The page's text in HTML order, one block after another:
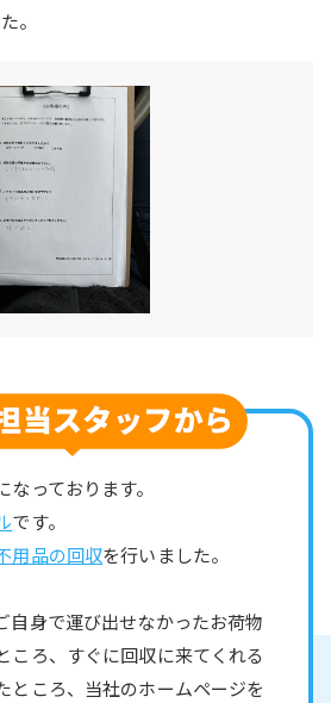
。
っております。
です。
用品の回収を行いました。
自身で運び出せなかったお荷物
ころ、すぐに回収に来てくれる
ところ、当社のホームページを